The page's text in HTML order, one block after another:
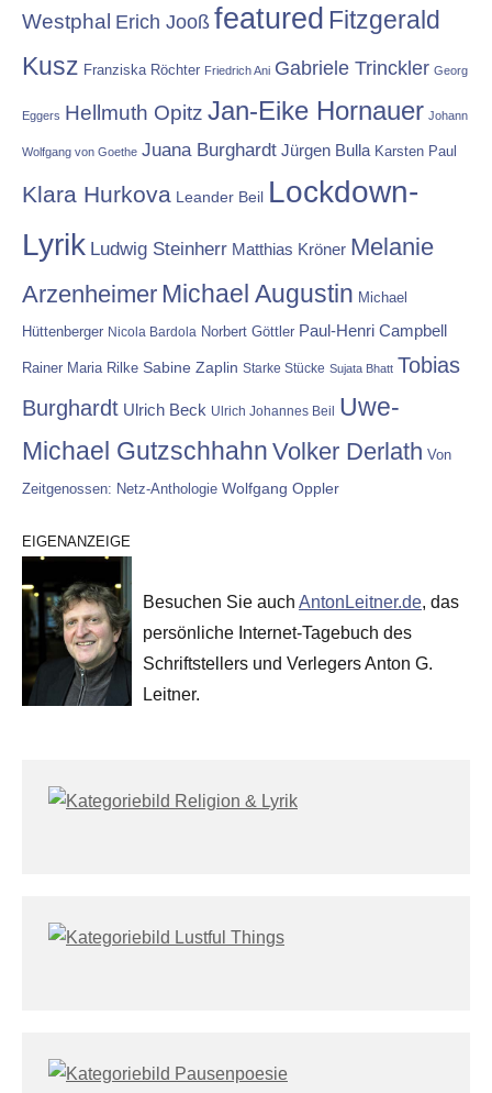
Westphal Erich Jooß featured Fitzgerald
Kusz Franziska Röchter Friedrich Ani Gabriele Trinckler Georg
Eggers Hellmuth Opitz Jan-Eike Hornauer Johann
Wolfgang von Goethe Juana Burghardt Jürgen Bulla Karsten Paul
Klara Hurkova Leander Beil Lockdown-
Lyrik Ludwig Steinherr Matthias Kröner Melanie
Arzenheimer Michael Augustin Michael
Hüttenberger Nicola Bardola Norbert Göttler Paul-Henri Campbell
Rainer Maria Rilke Sabine Zaplin Starke Stücke Sujata Bhatt Tobias
Burghardt Ulrich Beck Ulrich Johannes Beil Uwe-
Michael Gutzschhahn Volker Derlath Von
Zeitgenossen: Netz-Anthologie Wolfgang Oppler
EIGENANZEIGE
Besuchen Sie auch AntonLeitner.de, das
persönliche Internet-Tagebuch des
Schriftstellers und Verlegers Anton G.
Leitner.